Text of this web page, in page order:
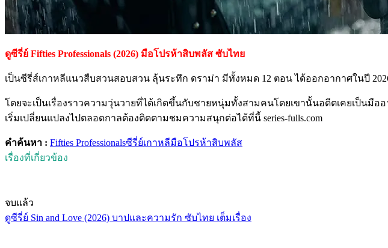
ดูซีรี่ย์ Fifties Professionals (2026) มือโปรห้าสิบพลัส ซับไทย
เป็นซีรี่ส์เกาหลีแนวสืบสวนสอบสวน ลุ้นระทึก ดราม่า มีทั้งหมด 12 ตอน ได้ออกอากาศในปี
โดยจะเป็นเรื่องราวความวุ่นวายที่ได้เกิดขึ้นกับชายหนุ่มทั้งสามคนโดยเขานั้นอดีตเคยเป็นมื
เริ่มเปลี่ยนแปลงไปตลอดกาลต้องติดตามชมความสนุกต่อได้ที่นี้ series-fulls.com
คำค้นหา : Fifties Professionalsซีรี่ย์เกาหลีมือโปรห้าสิบพลัส
เรื่องที่เกี่ยวข้อง
จบแล้ว
ดูซีรี่ย์ Sin and Love (2026) บาปและความรัก ซับไทย เต็มเรื่อง